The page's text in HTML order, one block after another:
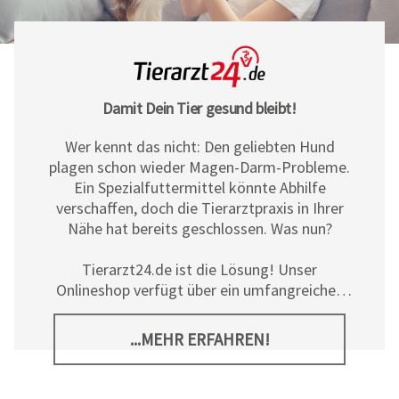
Damit Dein Tier gesund bleibt!
Wer kennt das nicht: Den geliebten Hund
plagen schon wieder Magen-Darm-Probleme.
Ein Spezialfuttermittel könnte Abhilfe
verschaffen, doch die Tierarztpraxis in Ihrer
Nähe hat bereits geschlossen. Was nun?
Tierarzt24.de ist die Lösung! Unser
Onlineshop verfügt über ein umfangreiches
Sortiment an Diät- und
Ergänzungsfuttermitteln, Pflegeprodukten
sowie allerlei tierischem Zubehör für Hunde,
Katzen und Pferde. Neben den hochwertigen
...MEHR ERFAHREN!